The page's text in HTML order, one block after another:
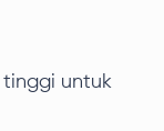
tinggi untuk